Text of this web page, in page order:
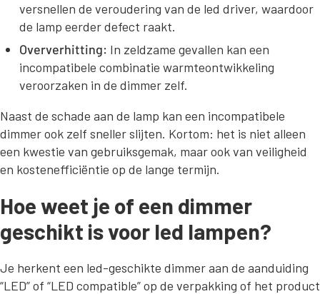
versnellen de veroudering van de led driver, waardoor
de lamp eerder defect raakt.
Oververhitting: In zeldzame gevallen kan een
incompatibele combinatie warmteontwikkeling
veroorzaken in de dimmer zelf.
Naast de schade aan de lamp kan een incompatibele
dimmer ook zelf sneller slijten. Kortom: het is niet alleen
een kwestie van gebruiksgemak, maar ook van veiligheid
en kostenefficiëntie op de lange termijn.
Hoe weet je of een dimmer
geschikt is voor led lampen?
Je herkent een led-geschikte dimmer aan de aanduiding
“LED” of “LED compatible” op de verpakking of het product